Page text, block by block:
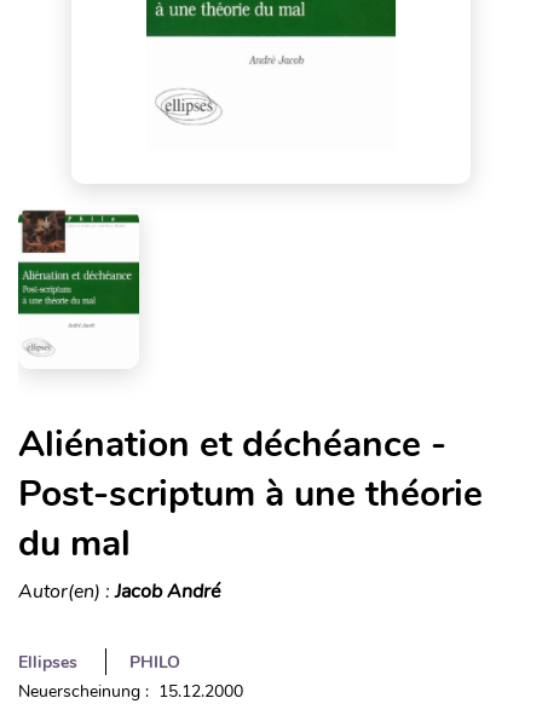
Aliénation et déchéance -
Post-scriptum à une théorie
du mal
Autor(en) :Jacob André
Ellipses
PHILO
Neuerscheinung : 15.12.2000